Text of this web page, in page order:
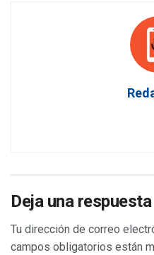
Deja una respuesta
Tu dirección de correo
campos obligatorios están